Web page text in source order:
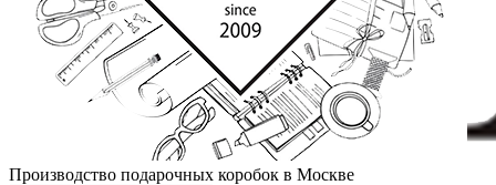
Производство подарочных коробок в Москве